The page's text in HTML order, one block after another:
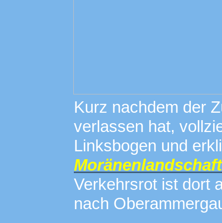
Kurz nachdem der
verlassen hat,
Linksbogen und
Moränenlandschaft
Verkehrsrot ist dort
nach